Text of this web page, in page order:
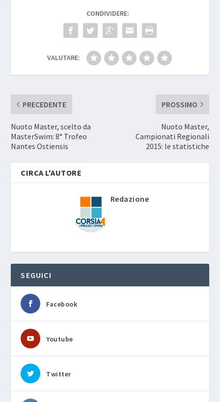
CONDIVIDERE:
VALUTARE:
PRECEDENTE
Nuoto Master, scelto da
MasterSwim: 8° Trofeo
Nantes Ostiensis
PROSSIMO
Nuoto Master,
Campionati Regionali
2015: le statistiche
CIRCA L'AUTORE
Redazione
SEGUICI
Facebook
Youtube
Twitter